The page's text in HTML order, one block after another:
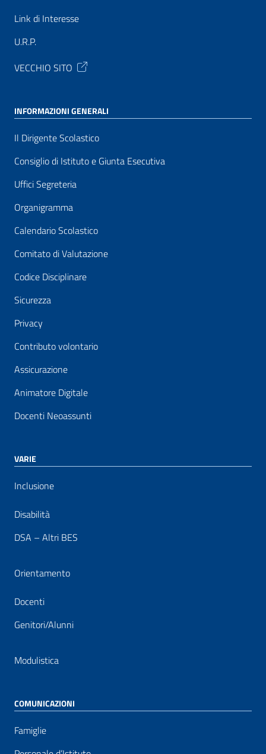
Link di Interesse
U.R.P.
VECCHIO SITO
INFORMAZIONI GENERALI
Il Dirigente Scolastico
Consiglio di Istituto e Giunta Esecutiva
Uffici Segreteria
Organigramma
Calendario Scolastico
Comitato di Valutazione
Codice Disciplinare
Sicurezza
Privacy
Contributo volontario
Assicurazione
Animatore Digitale
Docenti Neoassunti
VARIE
Inclusione
Disabilità
DSA – Altri BES
Orientamento
Docenti
Genitori/Alunni
Modulistica
COMUNICAZIONI
Famiglie